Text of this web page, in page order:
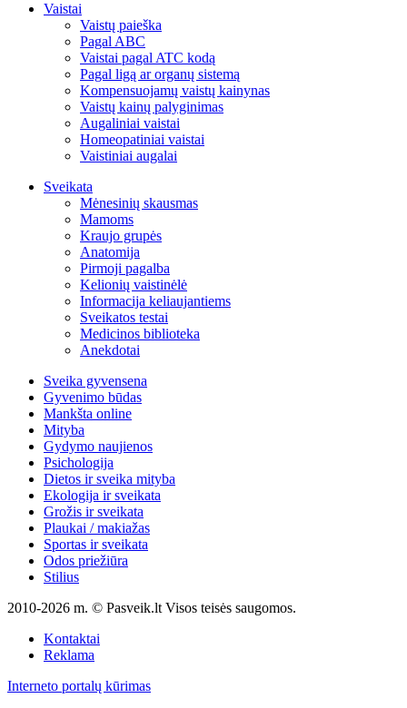
Vaistai
Vaistų paieška
Pagal ABC
Vaistai pagal ATC kodą
Pagal ligą ar organų sistemą
Kompensuojamų vaistų kainynas
Vaistų kainų palyginimas
Augaliniai vaistai
Homeopatiniai vaistai
Vaistiniai augalai
Sveikata
Mėnesinių skausmas
Mamoms
Kraujo grupės
Anatomija
Pirmoji pagalba
Kelionių vaistinėlė
Informacija keliaujantiems
Sveikatos testai
Medicinos biblioteka
Anekdotai
Sveika gyvensena
Gyvenimo būdas
Mankšta online
Mityba
Gydymo naujienos
Psichologija
Dietos ir sveika mityba
Ekologija ir sveikata
Grožis ir sveikata
Plaukai / makiažas
Sportas ir sveikata
Odos priežiūra
Stilius
2010-2026 m. © Pasveik.lt Visos teisės saugomos.
Kontaktai
Reklama
Interneto portalų kūrimas